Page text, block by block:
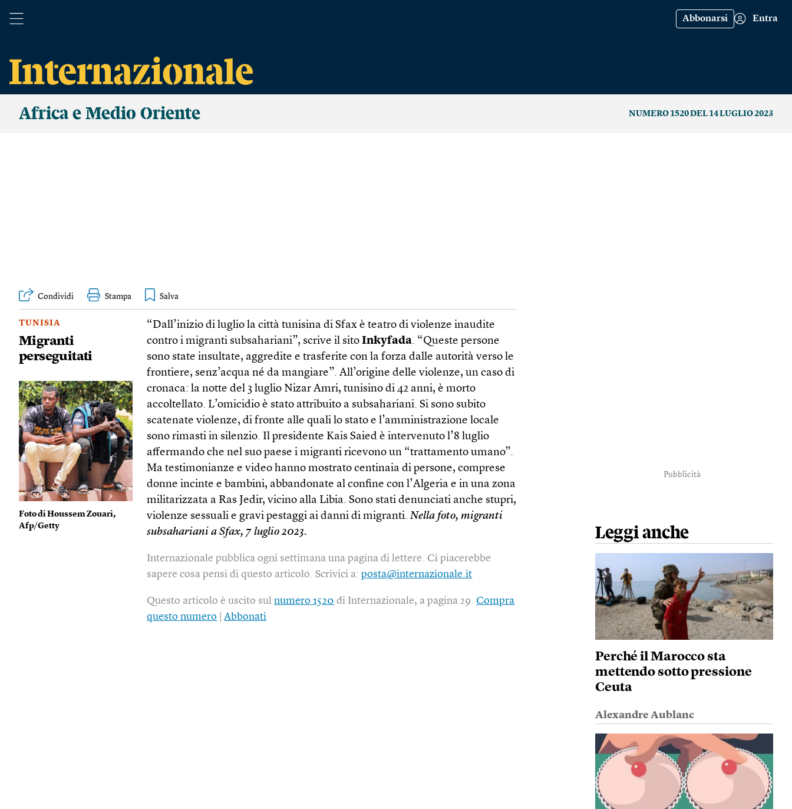
Abbonarsi Entra
Africa e Medio Oriente NUMERO 1520 DEL 14 LUGLIO 2023
Condividi Stampa
TUNISIA
Migranti
perseguitati
Foto di Houssem Zouari,
Afp/Getty
“Dall’inizio di luglio la città tunisina di Sfax è teatro di violenze inaudite
contro i migranti subsahariani”, scrive il sitoInkyfada. “Queste persone
sono state insultate, aggredite e trasferite con la forza dalle autorità verso le
frontiere, senz’acqua né da mangiare”. All’origine delle violenze, un caso di
cronaca: la notte del 3 luglio Nizar Amri, tunisino di 42 anni, è morto
accoltellato. L’omicidio è stato attribuito a subsahariani. Si sono subito
scatenate violenze, di fronte alle quali lo stato e l’amministrazione locale
sono rimasti in silenzio. Il presidente Kais Saied è intervenuto l’8 luglio
affermando che nel suo paese i migranti ricevono un “trattamento umano”.
Ma testimonianze e video hanno mostrato centinaia di persone, comprese
donne incinte e bambini, abbandonate al confine con l’Algeria e in una zona
militarizzata a Ras Jedir, vicino alla Libia. Sono stati denunciati anche stupri,
violenze sessuali e gravi pestaggi ai danni di migranti.Nella foto, migranti
subsahariani a Sfax, 7 luglio 2023.
Internazionale pubblica ogni settimana una pagina di lettere. Ci piacerebbe
sapere cosa pensi di questo articolo. Scrivici a:posta@internazionale.it
Questo articolo è uscito sulnumero 1520 di Internazionale, a pagina 29.Compra
questo numero |Abbonati
Pubblicità
Leggi anche
Perché il Marocco sta
mettendo sotto pressione
Ceuta
Alexandre Aublanc